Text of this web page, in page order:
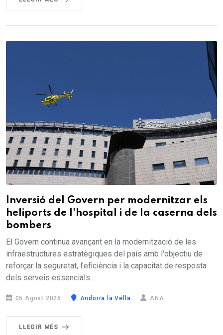
Inversió del Govern per modernitzar els
heliports de l'hospital i de la caserna dels
bombers
El Govern continua avançant en la modernització de les
infraestructures estratègiques del país amb l'objectiu de
reforçar la seguretat, l'eficiència i la capacitat de resposta
dels serveis essencials....
05 Agost 2026 Andorra la Vella ANA
LLEGIR MÉS